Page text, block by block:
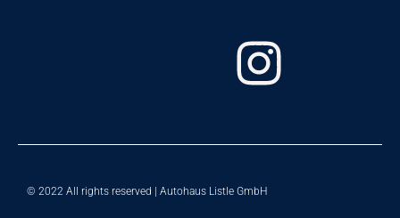
© 2022 All rights reserved | Autohaus Listle GmbH